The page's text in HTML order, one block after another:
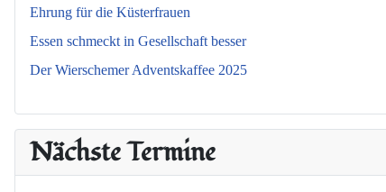
Ehrung für die Küsterfrauen
Essen schmeckt in Gesellschaft besser
Der Wierschemer Adventskaffee 2025
Nächste Termine